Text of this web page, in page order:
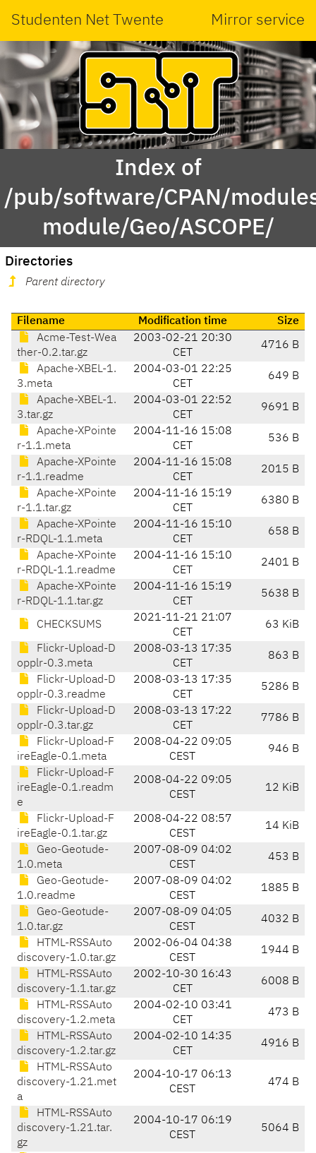
Studenten Net Twente Mirror service
Index of
/pub/software/CPAN/
module/Geo/ASCOPE/
Directories
Parent directory
Filename Modification time
Size
Acme-Test-Wea
ther-0.2.tar.gz
2003-02-21 20:30
CET
4716 B
Apache-XBEL-1.
3.meta
2004-03-01 22:25
CET
649 B
Apache-XBEL-1.
3.tar.gz
2004-03-01 22:52
CET
9691 B
Apache-XPointe
r-1.1.meta
2004-11-16 15:08
CET
536 B
Apache-XPointe
r-1.1.readme
2004-11-16 15:08
CET
2015 B
Apache-XPointe
r-1.1.tar.gz
2004-11-16 15:19
CET
6380 B
Apache-XPointe
r-RDQL-1.1.meta
2004-11-16 15:10
CET
658 B
Apache-XPointe
r-RDQL-1.1.readme
2004-11-16 15:10
CET
2401 B
Apache-XPointe
r-RDQL-1.1.tar.gz
2004-11-16 15:19
CET
5638 B
CHECKSUMS
2021-11-21 21:07
CET
63 KiB
Flickr-Upload-D
opplr-0.3.meta
2008-03-13 17:35
CET
863 B
Flickr-Upload-D
opplr-0.3.readme
2008-03-13 17:35
CET
5286 B
Flickr-Upload-D
opplr-0.3.tar.gz
2008-03-13 17:22
CET
7786 B
Flickr-Upload-F
ireEagle-0.1.meta
2008-04-22 09:05
CEST
946 B
Flickr-Upload-F
ireEagle-0.1.readm
e
2008-04-22 09:05
CEST
12 KiB
Flickr-Upload-F
ireEagle-0.1.tar.gz
2008-04-22 08:57
CEST
14 KiB
Geo-Geotude-
1.0.meta
2007-08-09 04:02
CEST
453 B
Geo-Geotude-
1.0.readme
2007-08-09 04:02
CEST
1885 B
Geo-Geotude-
1.0.tar.gz
2007-08-09 04:05
CEST
4032 B
HTML-RSSAuto
discovery-1.0.tar.gz
2002-06-04 04:38
CEST
1944 B
HTML-RSSAuto
discovery-1.1.tar.gz
2002-10-30 16:43
CET
6008 B
HTML-RSSAuto
discovery-1.2.meta
2004-02-10 03:41
CET
473 B
HTML-RSSAuto
discovery-1.2.tar.gz
2004-02-10 14:35
CET
4916 B
HTML-RSSAuto
discovery-1.21.met
a
2004-10-17 06:13
CEST
474 B
HTML-RSSAuto
discovery-1.21.tar.
gz
2004-10-17 06:19
CEST
5064 B